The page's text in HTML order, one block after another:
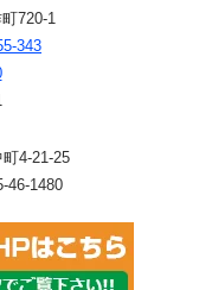
720-1
343
4-21-25
46-1480